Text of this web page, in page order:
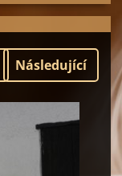
Následující